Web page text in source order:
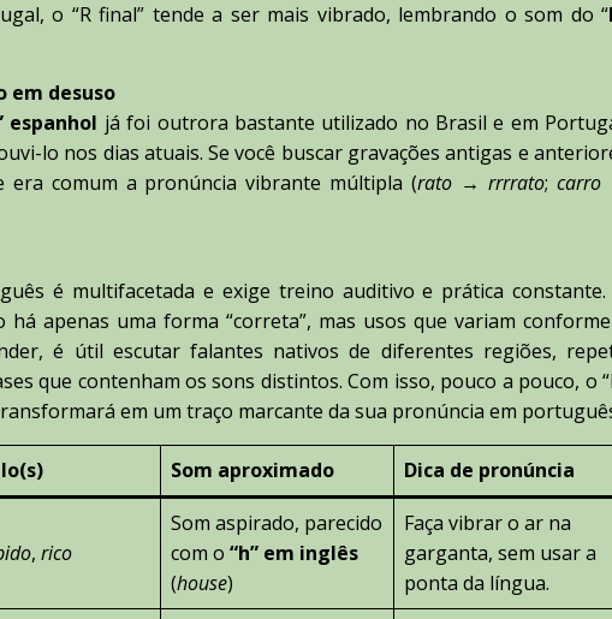
o “R final” tende a ser mais vibrado, lembrando o som do “
em desuso
espanhol já foi outrora bastante utilizado no Brasil e em
lo nos dias atuais. Se você buscar gravações antigas e
era comum a pronúncia vibrante múltipla (rato →rrrrato; carro
é multifacetada e exige treino auditivo e prática constante.
apenas uma forma “correta”, mas usos que variam
é útil escutar falantes nativos de diferentes regiões,
que contenham os sons distintos. Com isso, pouco a pouco, o
em um traço marcante da sua pronúncia em
Som aproximado Dica de pronúncia
, rico
Som aspirado, parecido
com o “h” em inglês
(house)
Faça vibrar o ar na
garganta, sem usar a
ponta da língua.